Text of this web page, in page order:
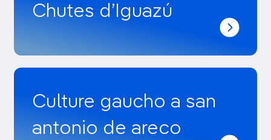
Chutes d’Iguazú
Culture gaucho a san
antonio de areco